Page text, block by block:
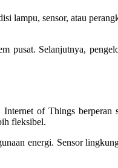
lampu, sensor, atau
pusat. Selanjutnya,
of Things berperan
fleksibel.
energi. Sensor